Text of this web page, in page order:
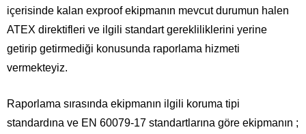
içerisinde kalan exproof ekipmanın mevcut durumun halen
ATEX direktifleri ve ilgili standart gerekliliklerini yerine
getirip getirmediği konusunda raporlama hizmeti
vermekteyiz.
Raporlama sırasında ekipmanın ilgili koruma tipi
standardına ve EN 60079-17 standartlarına göre ekipmanın ;